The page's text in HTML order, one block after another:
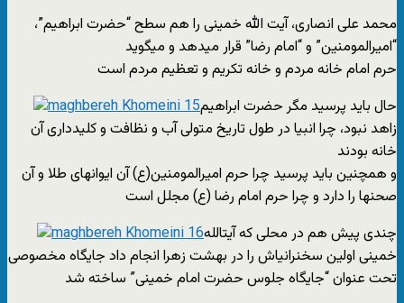
محمد علی انصاری، آیت الله خمینی را هم سطح “حضرت ابراهیم”،
“امیرالمومنین” و “امام رضا” قرار میدهد و میگوید
حرم امام خانه مردم و خانه تکریم و تعظیم مردم است
حال باید پرسید مگر حضرت ابراهیم
زاهد نبود، چرا انبیا در طول تاریخ متولی آب و نظافت و کلیدداری آن
خانه بودند
و همچنین باید پرسید چرا حرم امیرالمومنین(ع) آن ایوانهای طلا و آن
صحنها را دارد و چرا حرم امام رضا (ع) مجلل است
چندی پیش هم در محلی که آیتالله
خمینی اولین سخنرانیاش را در بهشت زهرا انجام داد جایگاه مخصوصی
تحت عنوان “جایگاه جلوس حضرت امام خمینی” ساخته شد